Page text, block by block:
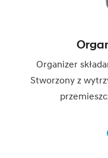
Organizer
Stworzony z